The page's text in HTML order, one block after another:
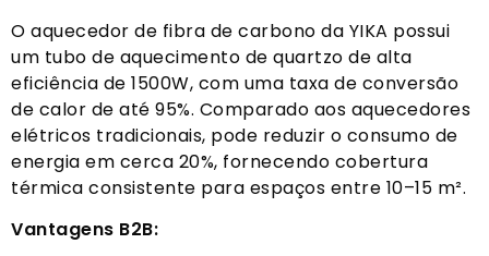
O aquecedor de fibra de carbono da YIKA possui
um tubo de aquecimento de quartzo de alta
eficiência de 1500W, com uma taxa de conversão
de calor de até 95%. Comparado aos aquecedores
elétricos tradicionais, pode reduzir o consumo de
energia em cerca 20%, fornecendo cobertura
térmica consistente para espaços entre 10–15 m².
Vantagens B2B: